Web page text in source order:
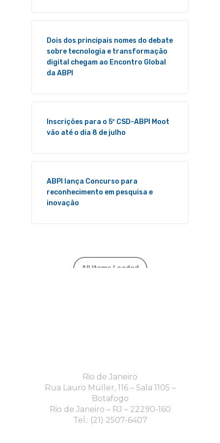
Dois dos principais nomes do debate
sobre tecnologia e transformação
digital chegam ao Encontro Global
da ABPI
Inscrições para o 5º CSD-ABPI Moot
vão até o dia 8 de julho
ABPI lança Concurso para
reconhecimento em pesquisa e
inovação
Rio de Janeiro
Rua Lauro Müller, 116 – Sala 1105 –
Botafogo
Rio de Janeiro – RJ – 22290-160
Tel.: (21) 2507-6407